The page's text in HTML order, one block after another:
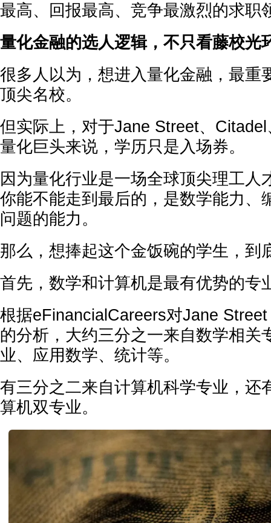
最高、回报最高、竞争最激烈的求职
量化金融的选人逻辑，不只看藤校光
很多人以为，想进入量化金融，最重
顶尖名校。
但实际上，对于Jane Street、
量化巨头来说，学历只是入场券。
因为量化行业是一场全球顶尖理工人
你能不能走到最后的，是数学能力、
问题的能力。
那么，想捧起这个金饭碗的学生，到
首先，数学和计算机是最有优势的专
根据eFinancialCareers对Jane
的分析，大约三分之一来自数学相关
业、应用数学、统计等。
有三分之二来自计算机科学专业，还
算机双专业。